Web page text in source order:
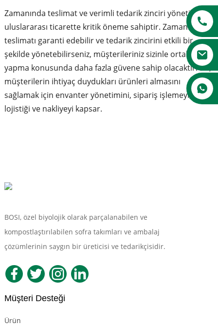
Zamanında teslimat ve verimli tedarik zinciri yönetimi
uluslararası ticarette kritik öneme sahiptir. Zamanında
teslimatı garanti edebilir ve tedarik zincirini etkili bir
şekilde yönetebilirseniz, müşterileriniz sizinle ortaklık
yapma konusunda daha fazla güvene sahip olacaktır. Bu,
müşterilerin ihtiyaç duydukları ürünleri almasını
sağlamak için envanter yönetimini, sipariş işlemeyi,
lojistiği ve nakliyeyi kapsar.
BOSI, özel biyolojik olarak parçalanabilen ve
kompostlaştırılabilen sofra takımları ve ambalaj
çözümlerinin saygın bir üreticisi ve tedarikçisidir.
Müşteri Desteği
Ürün